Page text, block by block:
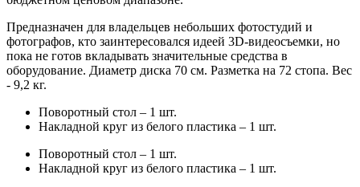
Предназначен для владельцев небольших фотостудий и
фотографов, кто заинтересовался идеей 3D-видеосъемки, но
пока не готов вкладывать значительные средства в
оборудование. Диаметр диска 70 см. Разметка на 72 стопа. Вес
- 9,2 кг.
Поворотный стол – 1 шт.
Накладной круг из белого пластика – 1 шт.
Поворотный стол – 1 шт.
Накладной круг из белого пластика – 1 шт.